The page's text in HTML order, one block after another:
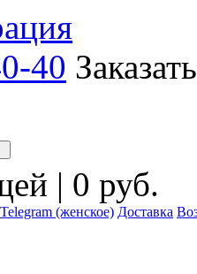
40
| 0 руб.
Telegram (женское) Доставка